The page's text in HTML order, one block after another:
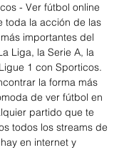
- Ver fútbol online
toda la acción de las
importantes del
Liga, la Serie A, la
1 con Sporticos.
la forma más
de ver fútbol en
partido que te
todos los streams de
en internet y